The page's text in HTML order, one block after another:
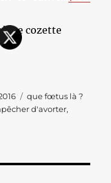
cozette
Catégories
que fœtus là ?
d'avorter,